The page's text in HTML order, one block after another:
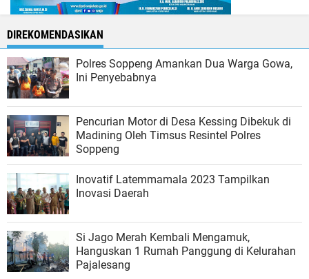
DIREKOMENDASIKAN
Polres Soppeng Amankan Dua Warga Gowa,
Ini Penyebabnya
Pencurian Motor di Desa Kessing Dibekuk di
Madining Oleh Timsus Resintel Polres
Soppeng
Inovatif Latemmamala 2023 Tampilkan
Inovasi Daerah
Si Jago Merah Kembali Mengamuk,
Hanguskan 1 Rumah Panggung di Kelurahan
Pajalesang